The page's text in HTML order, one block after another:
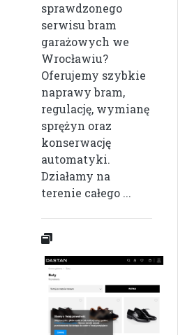
sprawdzonego
serwisu bram
garażowych we
Wrocławiu?
Oferujemy szybkie
naprawy bram,
regulację, wymianę
sprężyn oraz
konserwację
automatyki.
Działamy na
terenie całego ...